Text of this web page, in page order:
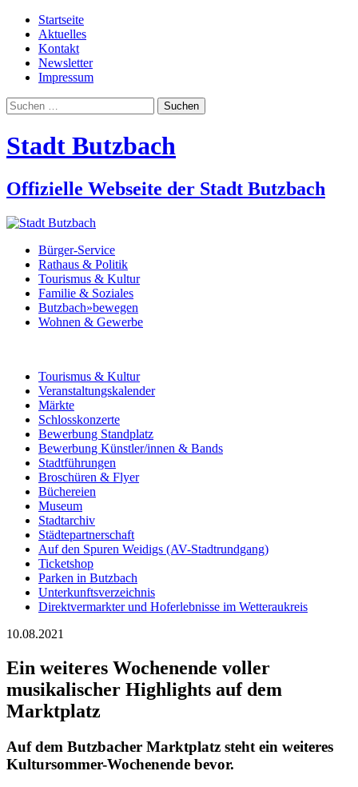
Startseite
Aktuelles
Kontakt
Newsletter
Impressum
Suchen
nach:
Stadt Butzbach
Offizielle Webseite der Stadt Butzbach
Bürger-Service
Rathaus & Politik
Tourismus & Kultur
Familie & Soziales
Butzbach»bewegen
Wohnen & Gewerbe
Tourismus & Kultur
Veranstaltungskalender
Märkte
Schlosskonzerte
Bewerbung Standplatz
Bewerbung Künstler/innen & Bands
Stadtführungen
Broschüren & Flyer
Büchereien
Museum
Stadtarchiv
Städtepartnerschaft
Auf den Spuren Weidigs (AV-Stadtrundgang)
Ticketshop
Parken in Butzbach
Unterkunftsverzeichnis
Direktvermarkter und Hoferlebnisse im Wetteraukreis
10.08.2021
Ein weiteres Wochenende voller
musikalischer Highlights auf dem
Marktplatz
Auf dem Butzbacher Marktplatz steht ein weiteres
Kultursommer-Wochenende bevor.